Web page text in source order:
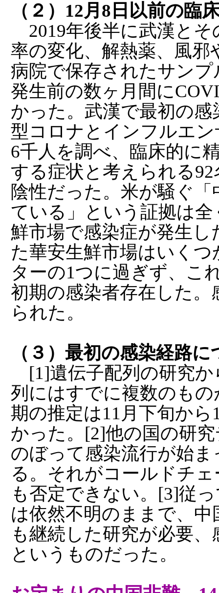
（２）12月8日以前の臨
2019年後半に武漢とそ
率の変化、解熱薬、風
病院で保存されたサン
発生前の数ヶ月間に
かった。武漢で最初の
型コロナとインフルエ
6千人を調べ、臨床的に
する症状と考えられる
陰性だった。米が騒ぐ
ている」という証拠は
鮮市場で感染症が発生
た華安生鮮市場はいく
ターの1つに過ぎず、こ
初期の感染者存在した
られた。
（３）最初の感染経路に
[1]遺伝子配列の研究か
列にはすでに複数のも
期の推定は11月下旬か
かった。[2]他の国の研
のぼって感染流行が始
る。それがコールドチ
も否定できない。[3]従
は依然不明のままで、
も継続した研究が必要
というものだった。